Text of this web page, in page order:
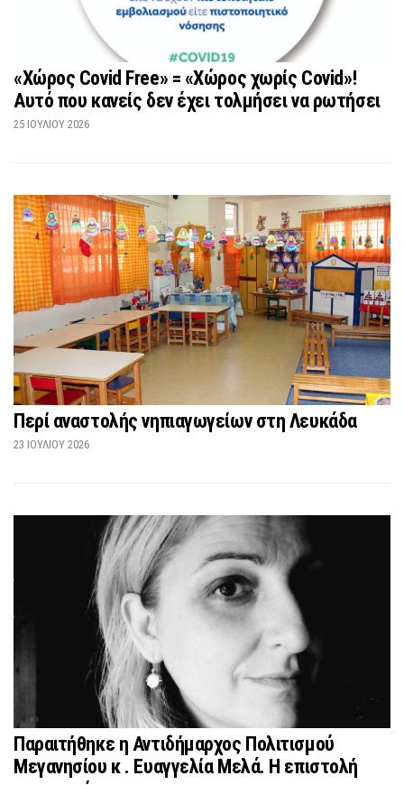
«Χώρος Covid Free» = «Χώρος χωρίς Covid»!
Αυτό που κανείς δεν έχει τολμήσει να ρωτήσει
25 ΙΟΥΛΊΟΥ 2026
Περί αναστολής νηπιαγωγείων στη Λευκάδα
23 ΙΟΥΛΊΟΥ 2026
Παραιτήθηκε η Αντιδήμαρχος Πολιτισμού
Μεγανησίου κ . Ευαγγελία Μελά. Η επιστολή